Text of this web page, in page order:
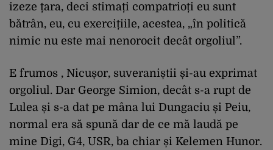
izeze țara, deci stimați compatrioți eu sunt
bătrân, eu, cu exercițiile, acestea, „în politică
nimic nu este mai nenorocit decât orgoliul”.
E frumos , Nicușor, suveraniștii și-au exprimat
orgoliul. Dar George Simion, decât s-a rupt de
Lulea și s-a dat pe mâna lui Dungaciu și Peiu,
normal era să spună dar de ce mă laudă pe
mine Digi, G4, USR, ba chiar și Kelemen Hunor.